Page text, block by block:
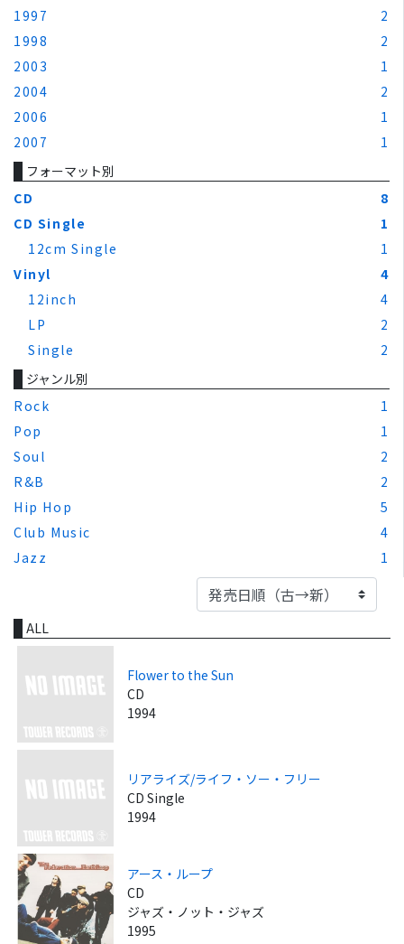
1997
2
1998
2
2003
1
2004
2
2006
1
2007
1
フォーマット別
CD
8
CD Single
1
12cm Single
1
Vinyl
4
12inch
4
LP
2
Single
2
ジャンル別
Rock
1
Pop
1
Soul
2
R&B
2
Hip Hop
5
Club Music
4
Jazz
1
ALL
Flower to the Sun
CD
1994
リアライズ/ライフ・ソー・フリー
CD Single
1994
アース・ループ
CD
ジャズ・ノット・ジャズ
1995